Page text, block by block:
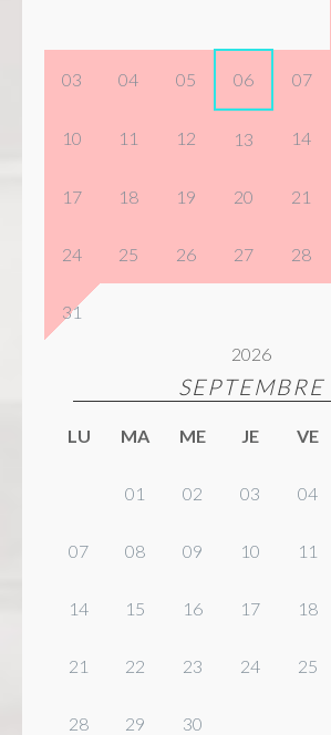
03 04 05 06 07
10 11 12 13 14
17 18 19 20 21
24 25 26 27 28
31
2026
SEPTEMBRE
LU MA ME JE VE
01 02 03 04
07 08 09 10 11
14 15 16 17 18
21 22 23 24 25
28 29 30